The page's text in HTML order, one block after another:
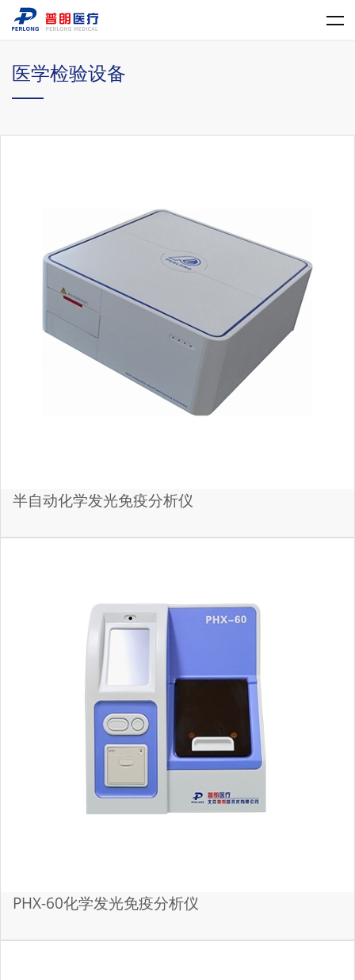
华体会平台
医学检验设备
半自动化学发光免疫分析仪
PHX-60化学发光免疫分析仪